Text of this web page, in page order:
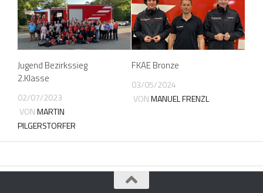
Jugend Bezirkssieg
2.Klasse
02/07/2023
VONMARTIN
PILGERSTORFER
FKAE Bronze
03/05/2024
VONMANUEL FRENZL